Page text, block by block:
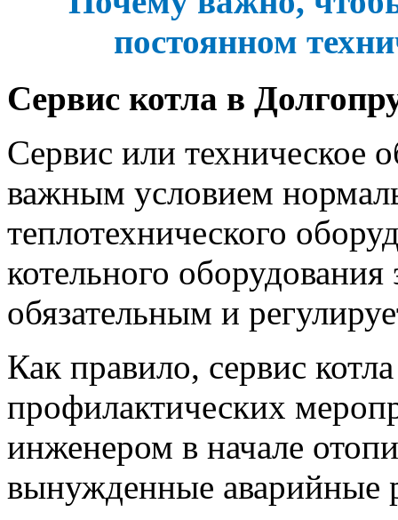
постоянном
Сервис котла в
Сервис или техническое
важным условием
теплотехнического
котельного оборудования
обязательным и
Как правило, сервис
профилактических
инженером в начале
вынужденные аварийные